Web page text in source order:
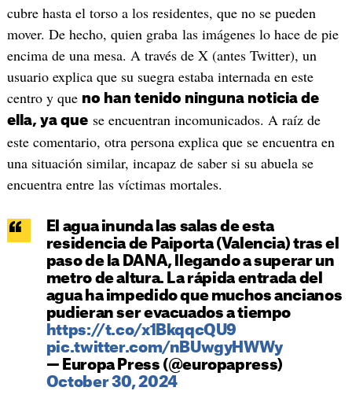
cubre hasta el torso a los residentes, que no se pueden
mover. De hecho, quien graba las imágenes lo hace de pie
encima de una mesa. A través de X (antes Twitter), un
usuario explica que su suegra estaba internada en este
centro y que no han tenido ninguna noticia de
ella, ya quese encuentran incomunicados. A raíz de
este comentario, otra persona explica que se encuentra en
una situación similar, incapaz de saber si su abuela se
encuentra entre las víctimas mortales.
El agua inunda las salas de esta
residencia de Paiporta (Valencia) tras el
paso de la DANA, llegando a superar un
metro de altura. La rápida entrada del
agua ha impedido que muchos ancianos
pudieran ser evacuados a tiempo
https://t.co/x1BkqqcQU9
pic.twitter.com/nBUwgyHWWy
— Europa Press (@europapress)
October 30, 2024